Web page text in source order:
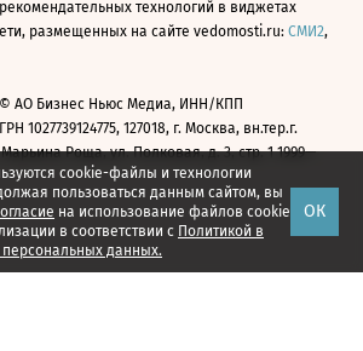
cookie-файлы и технологии
пользоваться данным сайтом, вы
на использование файлов cookie
в соответствии с Политикой в
данных.
ОК
технологий в виджетах
размещенных на сайте vedomosti.ru: СМИ2,
АО Бизнес Ньюс Медиа, ИНН/КПП
1027739124775, 127018, г. Москва, вн.тер.г.
Роща, ул. Полковая, д. 3, стр. 1 1999—